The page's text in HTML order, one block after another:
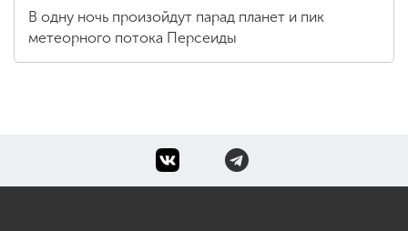
В одну ночь произойдут парад планет и пик
метеорного потока Персеиды